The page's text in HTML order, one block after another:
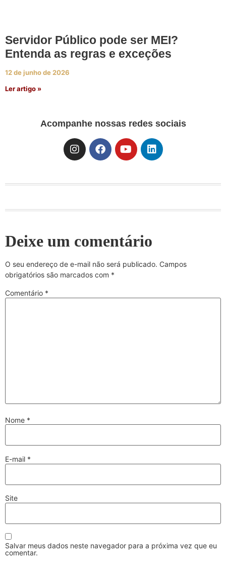
Servidor Público pode ser MEI?
Entenda as regras e exceções
12 de junho de 2026
Ler artigo »
Acompanhe nossas redes sociais
Deixe um comentário
O seu endereço de e-mail não será publicado. Campos
obrigatórios são marcados com *
Comentário *
Nome *
E-mail *
Site
Salvar meus dados neste navegador para a próxima vez que eu
comentar.